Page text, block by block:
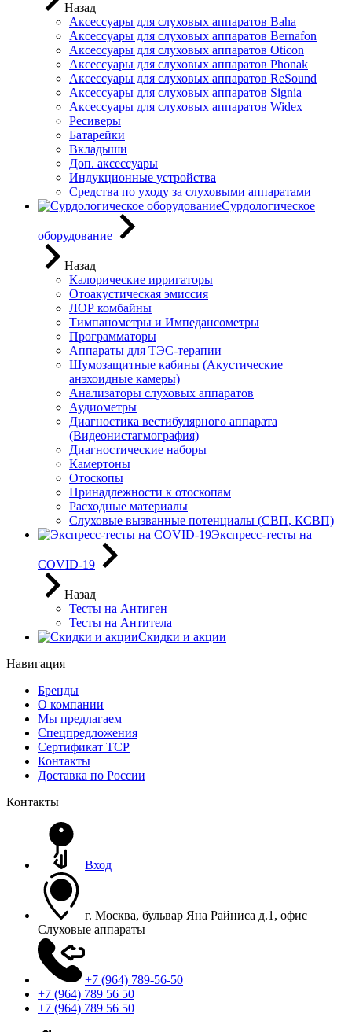
Назад
Аксессуары для слуховых аппаратов Baha
Аксессуары для слуховых аппаратов Bernafon
Аксессуары для слуховых аппаратов Oticon
Аксессуары для слуховых аппаратов Phonak
Аксессуары для слуховых аппаратов ReSound
Аксессуары для слуховых аппаратов Signia
Аксессуары для слуховых аппаратов Widex
Ресиверы
Батарейки
Вкладыши
Доп. аксессуары
Индукционные устройства
Средства по уходу за слуховыми аппаратами
Сурдологическое
оборудование
Назад
Калорические ирригаторы
Отоакустическая эмиссия
ЛОР комбайны
Тимпанометры и Импедансометры
Программаторы
Аппараты для ТЭС-терапии
Шумозащитные кабины (Акустические
анэхоидные камеры)
Анализаторы слуховых аппаратов
Аудиометры
Диагностика вестибулярного аппарата
(Видеонистагмография)
Диагностические наборы
Камертоны
Отоскопы
Принадлежности к отоскопам
Расходные материалы
Слуховые вызванные потенциалы (СВП, КСВП)
Экспресс-тесты на
COVID-19
Назад
Тесты на Антиген
Тесты на Антитела
Скидки и акции
Навигация
Бренды
О компании
Мы предлагаем
Спецпредложения
Сертификат ТСР
Контакты
Доставка по России
Контакты
Вход
г. Москва, бульвар Яна Райниса д.1, офис
Слуховые аппараты
+7 (964) 789-56-50
+7 (964) 789 56 50
+7 (964) 789 56 50